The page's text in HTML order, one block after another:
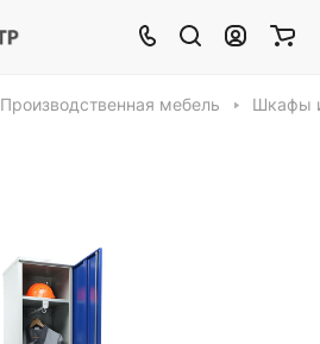
Производственная мебель Шкафы